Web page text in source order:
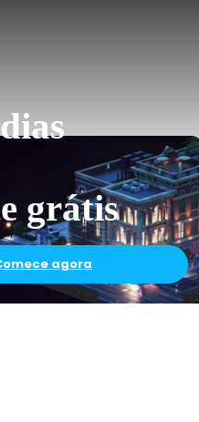
grátis
agora